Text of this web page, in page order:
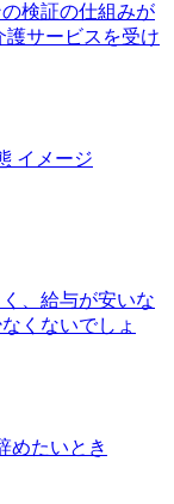
検証の仕組みが
サービスを受け
、給与が安いな
くないでしょ